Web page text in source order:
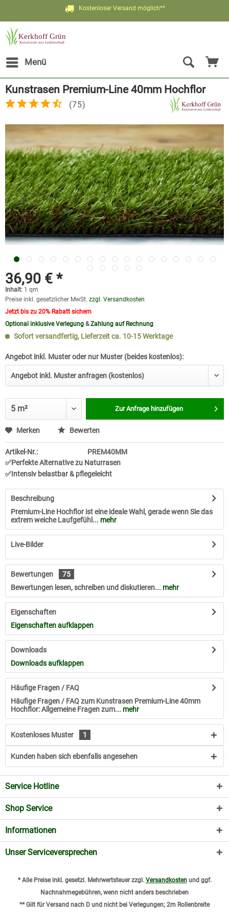
Kostenloser Versand möglich**
Menü
Kunstrasen Premium-Line 40mm Hochflor
(75)
36,90 € *
Inhalt: 1 qm
Preise inkl. gesetzlicher MwSt. zzgl. Versandkosten
Jetzt bis zu 20% Rabatt sichern
Optional inklusive Verlegung &Zahlung auf Rechnung
Sofort versandfertig, Lieferzeit ca. 10-15 Werktage
Angebot inkl. Muster oder nur Muster (beides kostenlos):
Zur Anfrage hinzufügen
Merken Bewerten
Artikel-Nr.:
PREM40MM
✅Perfekte Alternative zu Naturrasen
✅Intensiv belastbar & pflegeleicht
Beschreibung
Premium-Line Hochflor ist eine ideale Wahl, gerade wenn Sie das
extrem weiche Laufgefühl... mehr
Live-Bilder
Bewertungen
75
Bewertungen lesen, schreiben und diskutieren... mehr
Eigenschaften
Eigenschaften aufklappen
Downloads
Downloads aufklappen
Häufige Fragen / FAQ
Häufige Fragen / FAQ zum Kunstrasen Premium-Line 40mm
Hochflor: Allgemeine Fragen zum... mehr
Kostenloses Muster 1
Kunden haben sich ebenfalls angesehen
Service Hotline
Shop Service
Informationen
Unser Serviceversprechen
* Alle Preise inkl. gesetzl. Mehrwertsteuer zzgl. Versandkostenund ggf.
Nachnahmegebühren, wenn nicht anders beschrieben
** Gilt für Versand nach D und nicht bei Verlegungen; 2m Rollenbreite